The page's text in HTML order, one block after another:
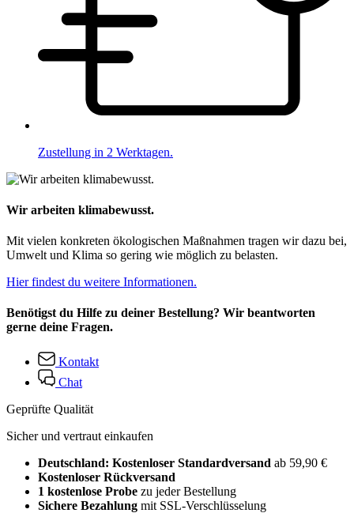
Zustellung in 2 Werktagen.
Wir arbeiten klimabewusst.
Mit vielen konkreten ökologischen Maßnahmen tragen wir dazu bei,
Umwelt und Klima so gering wie möglich zu belasten.
Hier findest du weitere Informationen.
Benötigst du Hilfe zu deiner Bestellung? Wir beantworten
gerne deine Fragen.
Kontakt
Chat
Geprüfte Qualität
Sicher und vertraut einkaufen
Deutschland: Kostenloser Standardversand ab 59,90 €
Kostenloser Rückversand
1 kostenlose Probe zu jeder Bestellung
Sichere Bezahlung mit SSL-Verschlüsselung